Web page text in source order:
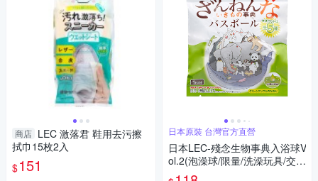
商店 LEC 激落君 鞋用去污擦
拭巾15枚2入
$151
日本原裝 台灣官方直營
日本LEC-殘念生物事典入浴球V
ol.2(泡澡球/限量/洗澡玩具/交換
禮物)